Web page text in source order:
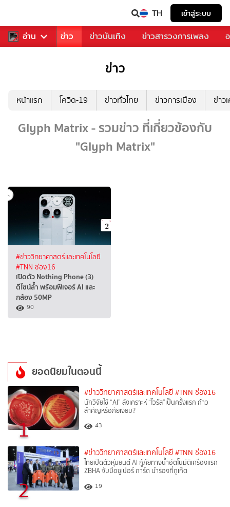
TH เข้าสู่ระบบ
อ่าน
คุณ กีฬา ข่าว ข่าวบันเทิง ข่าวสารวงการเพลง
ข่าว
หน้าแรก โควิด-19 ข่าวทั่วไทย ข่าวการเมือง ข่าว
Glyph Matrix - รวมข่าว ที่เกี่ยวข้องกับ
"Glyph Matrix"
#ข่าววิทยาศาสตร์และเทคโนโลยี
#TNN ช่อง16
เปิดตัว Nothing Phone (3)
ดีไซน์ล้ำ พร้อมฟีเจอร์ AI และ
กล้อง 50MP
90
ยอดนิยมในตอนนี้
1
#ข่าววิทยาศาสตร์และเทคโนโลยี #TNN ช่อง16
นักวิจัยใช้ “AI” สังเคราะห์ “ไวรัส”เป็นครั้งแรก ก้าว
สำคัญหรือภัยเงียบ?
43
2
#ข่าววิทยาศาสตร์และเทคโนโลยี #TNN ช่อง16
ไทยเปิดตัวหุ่นยนต์ AI กู้ภัยทางน้ำอัตโนมัติเครื่องแรก
ZBHA จับมือซูเปอร์ การ์ด นำร่องที่ภูเก็ต
19